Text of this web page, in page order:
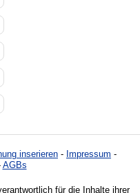
inserieren - Impressum -
AGBs
für die Inhalte ihrer